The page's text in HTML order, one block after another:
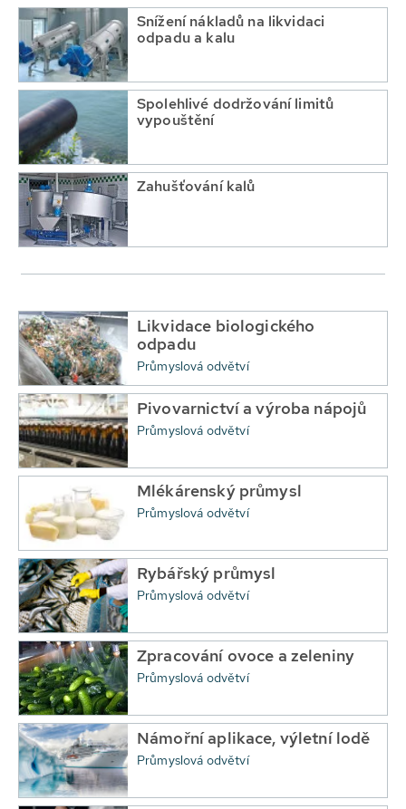
Snížení nákladů na likvidaci
odpadu a kalu
Spolehlivé dodržování limitů
vypouštění
Zahušťování kalů
Likvidace biologického
odpadu
Průmyslová odvětví
Pivovarnictví a výroba nápojů
Průmyslová odvětví
Mlékárenský průmysl
Průmyslová odvětví
Rybářský průmysl
Průmyslová odvětví
Zpracování ovoce a zeleniny
Průmyslová odvětví
Námořní aplikace, výletní lodě
Průmyslová odvětví